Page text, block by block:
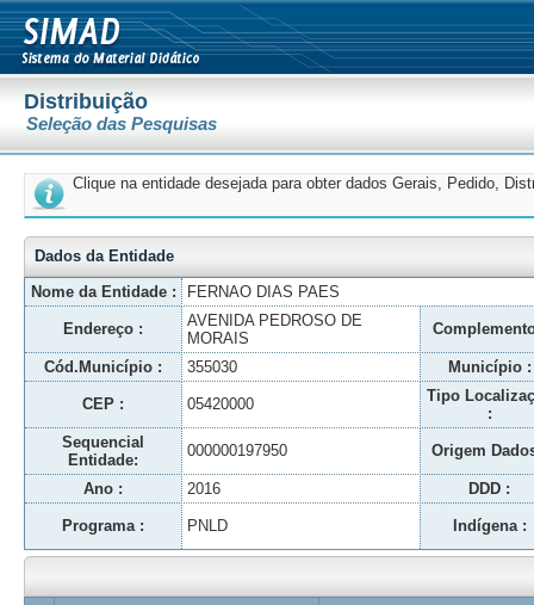
Distribuição
Seleção das Pesquisas
Clique na entidade desejada para obter dados Gerais, Pedido,
Dados da Entidade
Nome da Entidade :
FERNAO DIAS PAES
Endereço :
AVENIDA PEDROSO DE
MORAIS
Cód.Município : 355030 Município :
CEP : 05420000
Tipo
:
Sequencial
Entidade:
000000197950 Origem
Ano : 2016 DDD :
Programa : PNLD Indígena :